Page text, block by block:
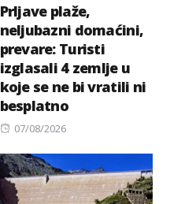
Prljave plaže,
neljubazni domaćini,
prevare: Turisti
izglasali 4 zemlje u
koje se ne bi vratili ni
besplatno
Posted
07/08/2026